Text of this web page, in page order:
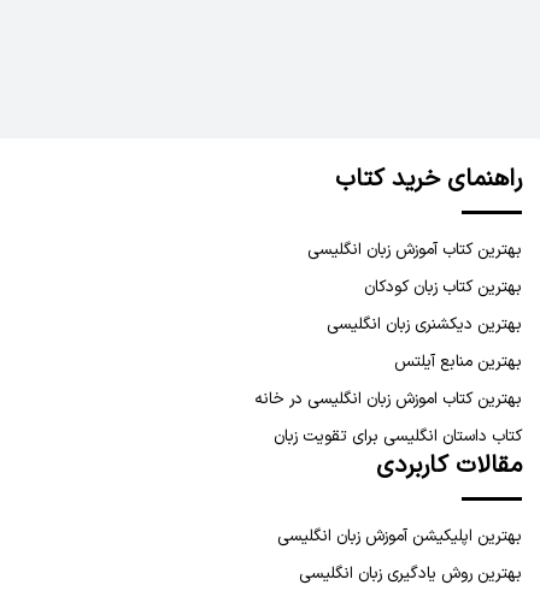
راهنمای خرید کتاب
بهترین کتاب آموزش زبان انگلیسی
بهترین کتاب زبان کودکان
بهترین دیکشنری زبان انگلیسی
بهترین منابع آیلتس
بهترین کتاب اموزش زبان انگلیسی در خانه
کتاب داستان انگلیسی برای تقویت زبان
مقالات کاربردی
بهترین اپلیکیشن آموزش زبان انگلیسی
بهترین روش یادگیری زبان انگلیسی